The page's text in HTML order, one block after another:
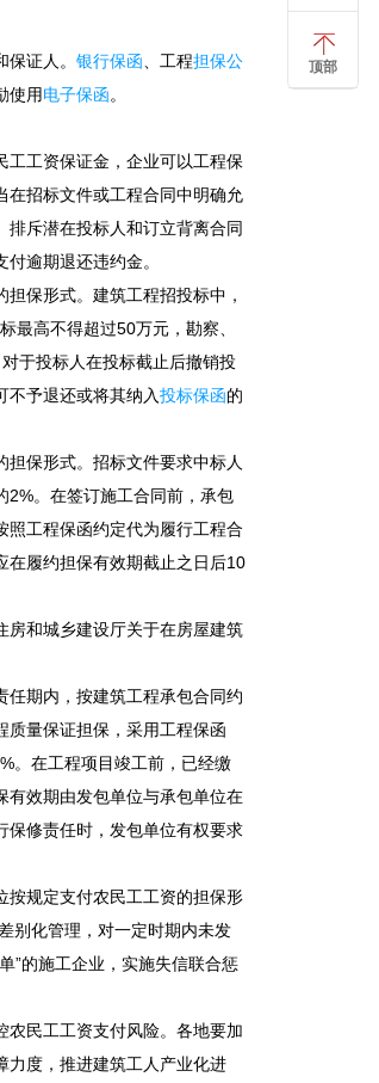
证人。 银行保函 、工程担保公
使用电子保函。
工工资保证金，企业可以工程保
在招标文件或工程合同中明确允
斥潜在投标人和订立背离合同
逾期退还违约金。
保形式。建筑工程招投标中，
最高不得超过50万元，勘察、
于投标人在投标截止后撤销投
不予退还或将其纳入投标保函的
担保形式。招标文件要求中标人
2%。在签订施工合同前，承包
照工程保函约定代为履行工程合
在履约担保有效期截止之日后10
房和城乡建设厅关于在房屋建筑
任期内，按建筑工程承包合同约
质量保证担保，采用工程保函
。在工程项目竣工前，已经缴
有效期由发包单位与承包单位在
保修责任时，发包单位有权要求
按规定支付农民工工资的担保形
别化管理，对一定时期内未发
”的施工企业，实施失信联合惩
农民工工资支付风险。各地要加
力度，推进建筑工人产业化进
顶部